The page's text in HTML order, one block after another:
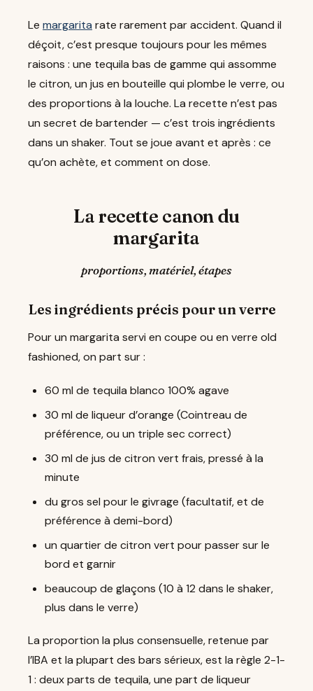
Le margarita rate rarement par accident. Quand il
déçoit, c’est presque toujours pour les mêmes
raisons : une tequila bas de gamme qui assomme
le citron, un jus en bouteille qui plombe le verre, ou
des proportions à la louche. La recette n’est pas
un secret de bartender — c’est trois ingrédients
dans un shaker. Tout se joue avant et après : ce
qu’on achète, et comment on dose.
La recette canon du
margarita
proportions, matériel, étapes
Les ingrédients précis pour un verre
Pour un margarita servi en coupe ou en verre old
fashioned, on part sur :
60 ml de tequila blanco 100% agave
30 ml de liqueur d’orange (Cointreau de
préférence, ou un triple sec correct)
30 ml de jus de citron vert frais, pressé à la
minute
du gros sel pour le givrage (facultatif, et de
préférence à demi-bord)
un quartier de citron vert pour passer sur le
bord et garnir
beaucoup de glaçons (10 à 12 dans le shaker,
plus dans le verre)
La proportion la plus consensuelle, retenue par
l’IBA et la plupart des bars sérieux, est la règle 2-1-
1 : deux parts de tequila, une part de liqueur